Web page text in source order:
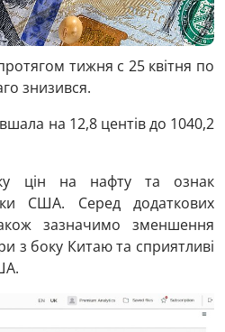
тижня с 25 квітня по
знизився.
на 12,8 центів до 1040,2
цін на нафту та ознак
США. Серед додаткових
зазначимо зменшення
з боку Китаю та сприятливі